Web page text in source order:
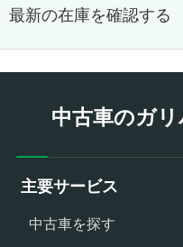
最新の在庫を確認する
中古車のガ
主要サービス
中古車を探す